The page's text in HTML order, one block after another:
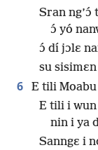
Sran ng’ɔ́
ɔ́ yó
ɔ́ dí jɔlɛ
su
6 E tili
E tili i wun
nin i ya
Sanngɛ i